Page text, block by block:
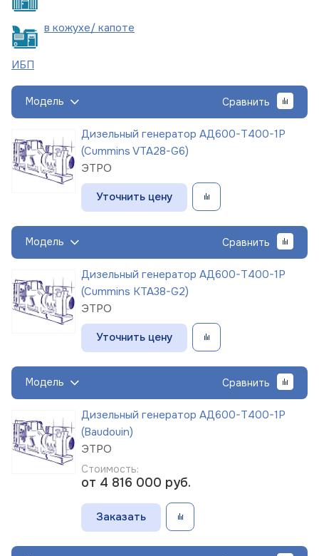
в кожухе/ капоте
ИБП
Модель Сравнить
Дизельный генератор АД600-Т400-1Р
(Cummins VTA28-G6)
ЭТРО
Уточнить цену
Модель Сравнить
Дизельный генератор АД600-Т400-1Р
(Cummins KTA38-G2)
ЭТРО
Уточнить цену
Модель Сравнить
Дизельный генератор АД600-Т400-1Р
(Baudouin)
ЭТРО
Стоимость:
от 4 816 000 руб.
Заказать